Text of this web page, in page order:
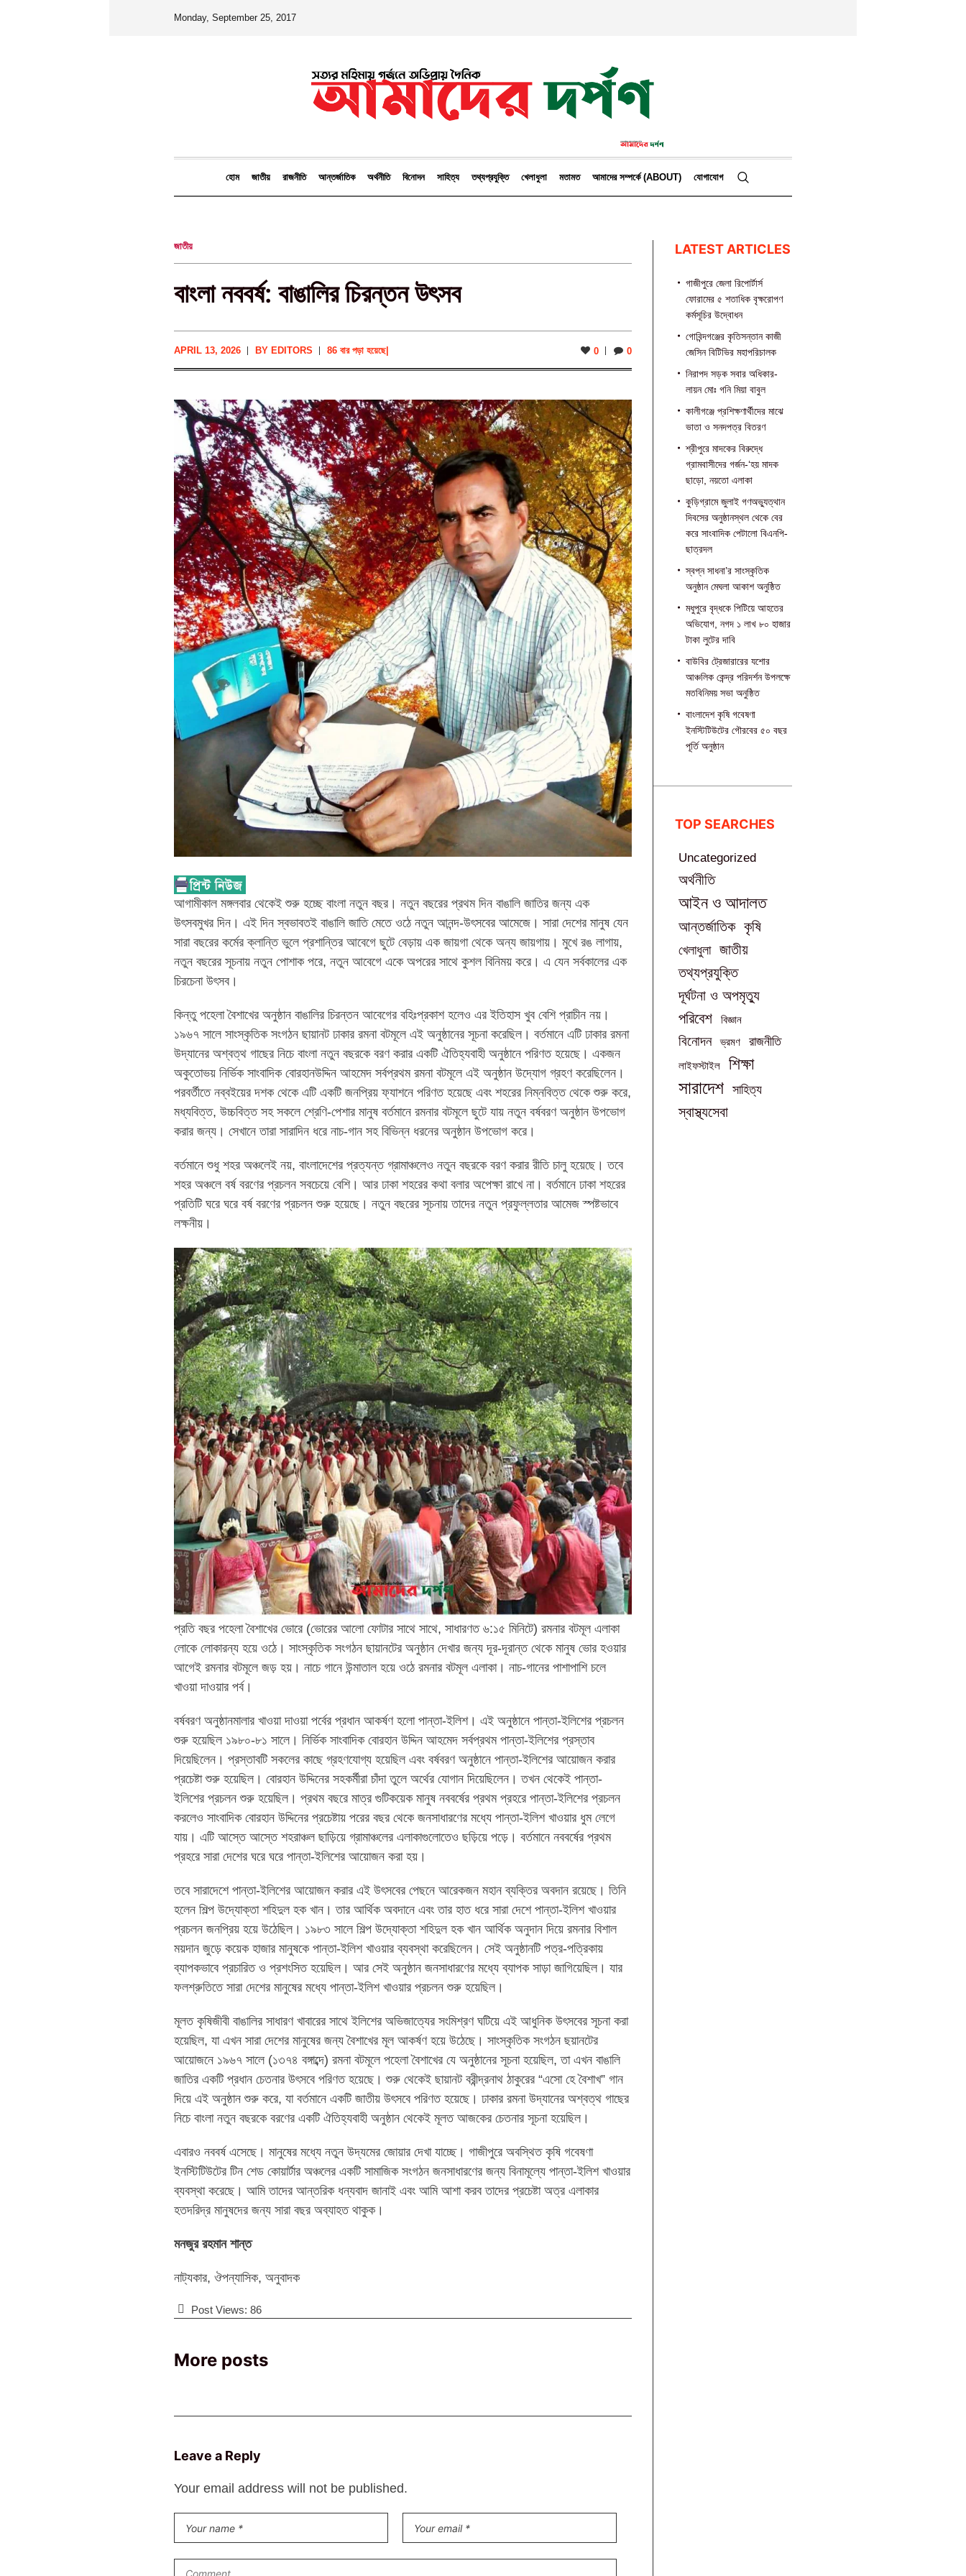
Monday, September 25, 2017
হোম জাতীয় রাজনীতি আন্তর্জাতিক অর্থনীতি বিনোদন সাহিত্য তথ্যপ্রযুক্তি খেলাধুলা মতামত আমাদের সম্পর্কে (ABOUT) যোগাযোগ
জাতীয়
বাংলা নববর্ষ: বাঙালির চিরন্তন উৎসব
APRIL 13, 2026 BY EDITORS |
86 বার পড়া হয়েছে 0 0
আগামীকাল মঙ্গলবার থেকেই শুরু হচ্ছে বাংলা নতুন বছর। নতুন বছরের প্রথম দিন বাঙালি জাতির জন্য এক
উৎসবমুখর দিন। এই দিন স্বভাবতই বাঙালি জাতি মেতে ওঠে নতুন আনন্দ-উৎসবের আমেজে। সারা দেশের মানুষ যেন
সারা বছরের কর্মের ক্লান্তি ভুলে প্রশান্তির আবেগে ছুটে বেড়ায় এক জায়গা থেকে অন্য জায়গায়। মুখে রঙ লাগায়,
নতুন বছরের সূচনায় নতুন পোশাক পরে, নতুন আবেগে একে অপরের সাথে কুশল বিনিময় করে। এ যেন সর্বকালের এক
চিরচেনা উৎসব।
কিন্তু পহেলা বৈশাখের অনুষ্ঠান বাঙালির চিরন্তন আবেগের বহিঃপ্রকাশ হলেও এর ইতিহাস খুব বেশি প্রাচীন নয়।
১৯৬৭ সালে সাংস্কৃতিক সংগঠন ছায়ানট ঢাকার রমনা বটমূলে এই অনুষ্ঠানের সূচনা করেছিল। বর্তমানে এটি ঢাকার রমনা
উদ্যানের অশ্বত্থ গাছের নিচে বাংলা নতুন বছরকে বরণ করার একটি ঐতিহ্যবাহী অনুষ্ঠানে পরিণত হয়েছে। একজন
অকুতোভয় নির্ভিক সাংবাদিক বোরহানউদ্দিন আহমেদ সর্বপ্রথম রমনা বটমূলে এই অনুষ্ঠান উদ্যোগ গ্রহণ করেছিলেন।
পরবর্তীতে নব্বইয়ের দশক থেকে এটি একটি জনপ্রিয় ফ্যাশনে পরিণত হয়েছে এবং শহরের নিম্নবিত্ত থেকে শুরু করে,
মধ্যবিত্ত, উচ্চবিত্ত সহ সকলে শ্রেণি-পেশার মানুষ বর্তমানে রমনার বটমূলে ছুটে যায় নতুন বর্ষবরণ অনুষ্ঠান উপভোগ
করার জন্য। সেখানে তারা সারাদিন ধরে নাচ-গান সহ বিভিন্ন ধরনের অনুষ্ঠান উপভোগ করে।
বর্তমানে শুধু শহর অঞ্চলেই নয়, বাংলাদেশের প্রত্যন্ত গ্রামাঞ্চলেও নতুন বছরকে বরণ করার রীতি চালু হয়েছে। তবে
শহর অঞ্চলে বর্ষ বরণের প্রচলন সবচেয়ে বেশি। আর ঢাকা শহরের কথা বলার অপেক্ষা রাখে না। বর্তমানে ঢাকা শহরের
প্রতিটি ঘরে ঘরে বর্ষ বরণের প্রচলন শুরু হয়েছে। নতুন বছরের সূচনায় তাদের নতুন প্রফুল্লতার আমেজ স্পষ্টভাবে
লক্ষনীয়।
প্রতি বছর পহেলা বৈশাখের ভোরে (ভোরের আলো ফোটার সাথে সাথে, সাধারণত ৬:১৫ মিনিটে) রমনার বটমূল এলাকা
লোকে লোকারন্য হয়ে ওঠে। সাংস্কৃতিক সংগঠন ছায়ানটের অনুষ্ঠান দেখার জন্য দূর-দূরান্ত থেকে মানুষ ভোর হওয়ার
আগেই রমনার বটমূলে জড় হয়। নাচে গানে উন্মাতাল হয়ে ওঠে রমনার বটমূল এলাকা। নাচ-গানের পাশাপাশি চলে
খাওয়া দাওয়ার পর্ব।
বর্ষবরণ অনুষ্ঠানমালার খাওয়া দাওয়া পর্বের প্রধান আকর্ষণ হলো পান্তা-ইলিশ। এই অনুষ্ঠানে পান্তা-ইলিশের প্রচলন
শুরু হয়েছিল ১৯৮০-৮১ সালে। নির্ভিক সাংবাদিক বোরহান উদ্দিন আহমেদ সর্বপ্রথম পান্তা-ইলিশের প্রস্তাব
দিয়েছিলেন। প্রস্তাবটি সকলের কাছে গ্রহণযোগ্য হয়েছিল এবং বর্ষবরণ অনুষ্ঠানে পান্তা-ইলিশের আয়োজন করার
প্রচেষ্টা শুরু হয়েছিল। বোরহান উদ্দিনের সহকর্মীরা চাঁদা তুলে অর্থের যোগান দিয়েছিলেন। তখন থেকেই পান্তা-
ইলিশের প্রচলন শুরু হয়েছিল। প্রথম বছরে মাত্র গুটিকয়েক মানুষ নববর্ষের প্রথম প্রহরে পান্তা-ইলিশের প্রচলন
করলেও সাংবাদিক বোরহান উদ্দিনের প্রচেষ্টায় পরের বছর থেকে জনসাধারণের মধ্যে পান্তা-ইলিশ খাওয়ার ধুম লেগে
যায়। এটি আস্তে আস্তে শহরাঞ্চল ছাড়িয়ে গ্রামাঞ্চলের এলাকাগুলোতেও ছড়িয়ে পড়ে। বর্তমানে নববর্ষের প্রথম
প্রহরে সারা দেশের ঘরে ঘরে পান্তা-ইলিশের আয়োজন করা হয়।
তবে সারাদেশে পান্তা-ইলিশের আয়োজন করার এই উৎসবের পেছনে আরেকজন মহান ব্যক্তির অবদান রয়েছে। তিনি
হলেন শিল্প উদ্যোক্তা শহিদুল হক খান। তার আর্থিক অবদানে এবং তার হাত ধরে সারা দেশে পান্তা-ইলিশ খাওয়ার
প্রচলন জনপ্রিয় হয়ে উঠেছিল। ১৯৮৩ সালে শিল্প উদ্যোক্তা শহিদুল হক খান আর্থিক অনুদান দিয়ে রমনার বিশাল
ময়দান জুড়ে কয়েক হাজার মানুষকে পান্তা-ইলিশ খাওয়ার ব্যবস্থা করেছিলেন। সেই অনুষ্ঠানটি পত্র-পত্রিকায়
ব্যাপকভাবে প্রচারিত ও প্রশংসিত হয়েছিল। আর সেই অনুষ্ঠান জনসাধারণের মধ্যে ব্যাপক সাড়া জাগিয়েছিল। যার
ফলশ্রুতিতে সারা দেশের মানুষের মধ্যে পান্তা-ইলিশ খাওয়ার প্রচলন শুরু হয়েছিল।
মূলত কৃষিজীবী বাঙালির সাধারণ খাবারের সাথে ইলিশের অভিজাত্যের সংমিশ্রণ ঘটিয়ে এই আধুনিক উৎসবের সূচনা করা
হয়েছিল, যা এখন সারা দেশের মানুষের জন্য বৈশাখের মূল আকর্ষণ হয়ে উঠেছে। সাংস্কৃতিক সংগঠন ছয়ানটের
আয়োজনে ১৯৬৭ সালে (১৩৭৪ বঙ্গাব্দে) রমনা বটমূলে পহেলা বৈশাখের যে অনুষ্ঠানের সূচনা হয়েছিল, তা এখন বাঙালি
জাতির একটি প্রধান চেতনার উৎসবে পরিণত হয়েছে। শুরু থেকেই ছায়ানট বরীন্দ্রনাথ ঠাকুরের “এসো হে বৈশাখ” গান
দিয়ে এই অনুষ্ঠান শুরু করে, যা বর্তমানে একটি জাতীয় উৎসবে পরিণত হয়েছে। ঢাকার রমনা উদ্যানের অশ্বত্থ গাছের
নিচে বাংলা নতুন বছরকে বরণের একটি ঐতিহ্যবাহী অনুষ্ঠান থেকেই মূলত আজকের চেতনার সূচনা হয়েছিল।
এবারও নববর্ষ এসেছে। মানুষের মধ্যে নতুন উদ্যমের জোয়ার দেখা যাচ্ছে। গাজীপুরে অবস্থিত কৃষি গবেষণা
ইনস্টিটিউটের টিন শেড কোয়ার্টার অঞ্চলের একটি সামাজিক সংগঠন জনসাধারণের জন্য বিনামূল্যে পান্তা-ইলিশ খাওয়ার
ব্যবস্থা করেছে। আমি তাদের আন্তরিক ধন্যবাদ জানাই এবং আমি আশা করব তাদের প্রচেষ্টা অত্র এলাকার
হতদরিদ্র মানুষদের জন্য সারা বছর অব্যাহত থাকুক।
মনজুর রহমান শান্ত
নাট্যকার, ঔপন্যাসিক, অনুবাদক
Post Views: 86
More posts
Leave a Reply
Your email address will not be published.
LATEST ARTICLES
গাজীপুরে জেলা রিপোর্টার্স
ফোরামের ৫ শতাধিক বৃক্ষরোপণ
কর্মসূচির উদ্বোধন
গোবিন্দগঞ্জের কৃতিসন্তান কাজী
জেসিন বিটিভির মহাপরিচালক
নিরাপদ সড়ক সবার অধিকার-
লায়ন মোঃ গনি মিয়া বাবুল
কালীগঞ্জে প্রশিক্ষণার্থীদের মাঝে
ভাতা ও সনদপত্র বিতরণ
শ্রীপুরে মাদকের বিরুদ্ধে
গ্রামবাসীদের গর্জন-‘হয় মাদক
ছাড়ো, নয়তো এলাকা
কুড়িগ্রামে জুলাই গণঅভ্যুত্থান
দিবসের অনুষ্ঠানস্থল থেকে বের
করে সাংবাদিক পেটালো বিএনপি-
ছাত্রদল
স্বপ্ন সাধনা’র সাংস্কৃতিক
অনুষ্ঠান মেঘলা আকাশ অনুষ্ঠিত
মধুপুরে বৃদ্ধকে পিটিয়ে আহতের
অভিযোগ, নগদ ১ লাখ ৮০ হাজার
টাকা লুটের দাবি
বাউবির ট্রেজারারের যশোর
আঞ্চলিক কেন্দ্র পরিদর্শন উপলক্ষে
মতবিনিময় সভা অনুষ্ঠিত
বাংলাদেশ কৃষি গবেষণা
ইনস্টিটিউটের গৌরবের ৫০ বছর
পূর্তি অনুষ্ঠান
TOP SEARCHES
Uncategorized
অর্থনীতি
আইন ও আদালত
আন্তর্জাতিক কৃষি
খেলাধুলা জাতীয়
তথ্যপ্রযুক্তি
দূর্ঘটনা ও অপমৃত্যু
পরিবেশ বিজ্ঞান
বিনোদন ভ্রমণ রাজনীতি
লাইফস্টাইল শিক্ষা
সারাদেশ সাহিত্য
স্বাস্থ্যসেবা